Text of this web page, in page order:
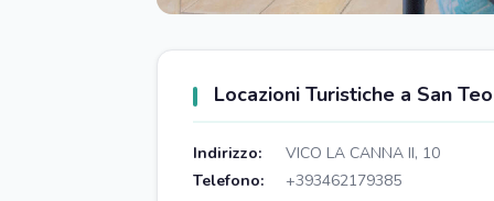
Locazioni Turistiche a San
Indirizzo:
VICO LA CANNA II, 10
Telefono:
+393462179385